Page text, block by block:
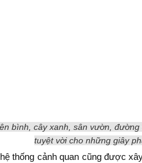
bình, cây xanh, sân vườn,
tuyệt vời cho những giây
thống cảnh quan cũng được